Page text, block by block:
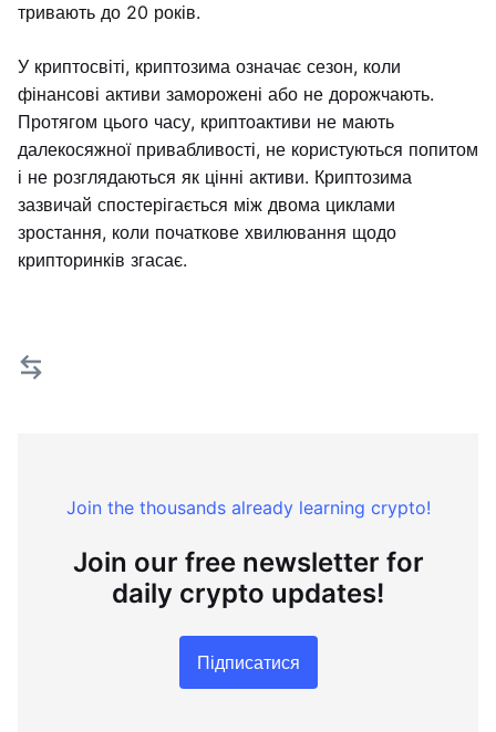
тривають до 20 років.
У криптосвіті, криптозима означає сезон, коли
фінансові активи заморожені або не дорожчають.
Протягом цього часу, криптоактиви не мають
далекосяжної привабливості, не користуються попитом
і не розглядаються як цінні активи. Криптозима
зазвичай спостерігається між двома циклами
зростання, коли початкове хвилювання щодо
крипторинків згасає.
Join the thousands already learning crypto!
Join our free newsletter for
daily crypto updates!
Підписатися